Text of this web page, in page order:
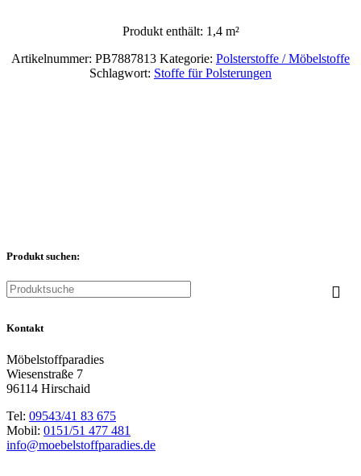
Produkt enthält: 1,4 m²
Artikelnummer: PB7887813 Kategorie: Polsterstoffe / Möbelstoffe
Schlagwort: Stoffe für Polsterungen
Produkt suchen:
Kontakt
Möbelstoffparadies
Wiesenstraße 7
96114 Hirschaid
Tel: 09543/41 83 675
Mobil: 0151/51 477 481
info@moebelstoffparadies.de